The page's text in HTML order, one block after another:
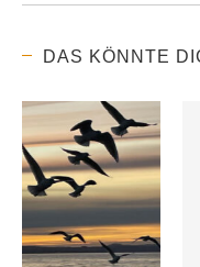
DAS KÖNNTE